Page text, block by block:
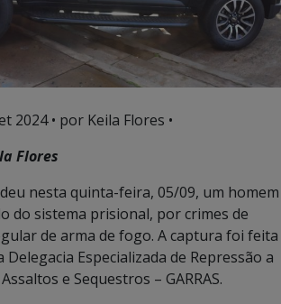
2024• por Keila Flores •
Flores
nesta quinta-feira, 05/09, um homem
do sistema prisional, por crimes de
de arma de fogo. A captura foi feita
Especializada de Repressão a
e Sequestros – GARRAS.